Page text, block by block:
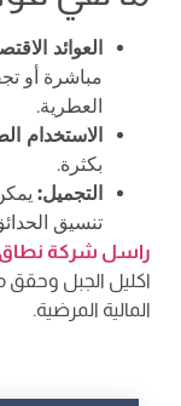
العوائد
مباشرة أو
العطرية.
الاستخدام
بكثرة.
التجميل:
تنسيق
راسل شركة نطاق
اكليل الجبل
المالية المرضية.